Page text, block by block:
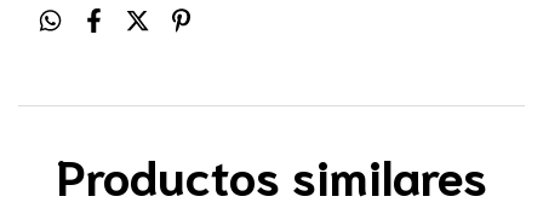
Productos similares